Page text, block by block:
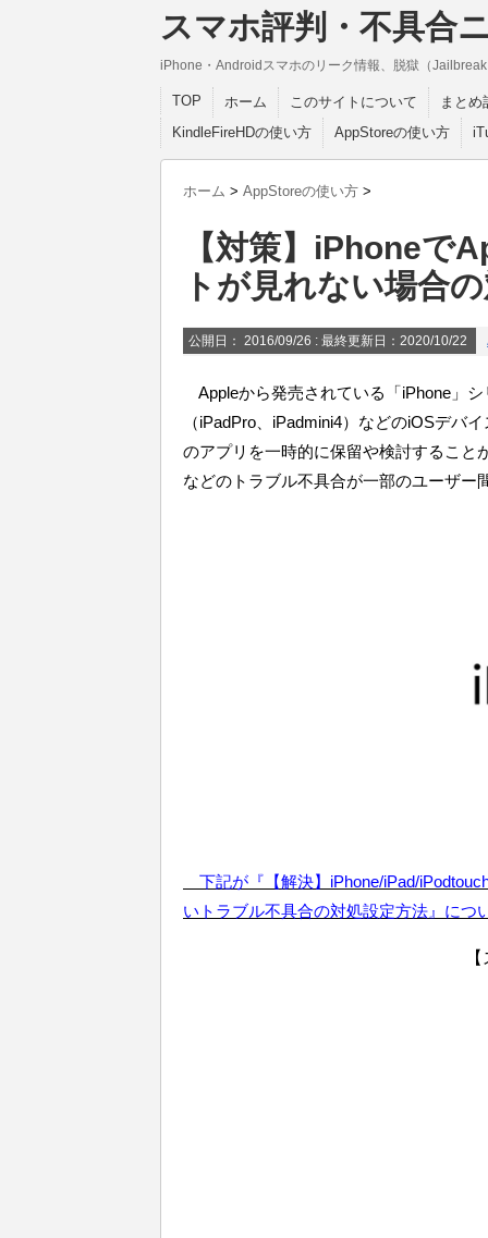
スマホ評判・不具合
iPhone・Androidスマホのリーク情報、脱獄（
TOP ホーム このサイトについて
まとめ
KindleFireHDの使い方
AppStoreの使い方
ホーム > AppStoreの使い方 >
【対策】iPhoneで
トが見れない場合
公開日： 2016/09/26 : 最終更新日：2020/10/22
Appleから発売されている「iPhone」
（iPadPro、iPadmini4）などのiOSデバ
のアプリを一時的に保留や検討すること
などのトラブル不具合が一部のユーザー
下記が『【解決】iPhone/iPad/
いトラブル不具合の対処設定方法』につ